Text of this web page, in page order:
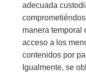
adecuada
manera temporal
acceso a los
contenidos por
Igualmente, se